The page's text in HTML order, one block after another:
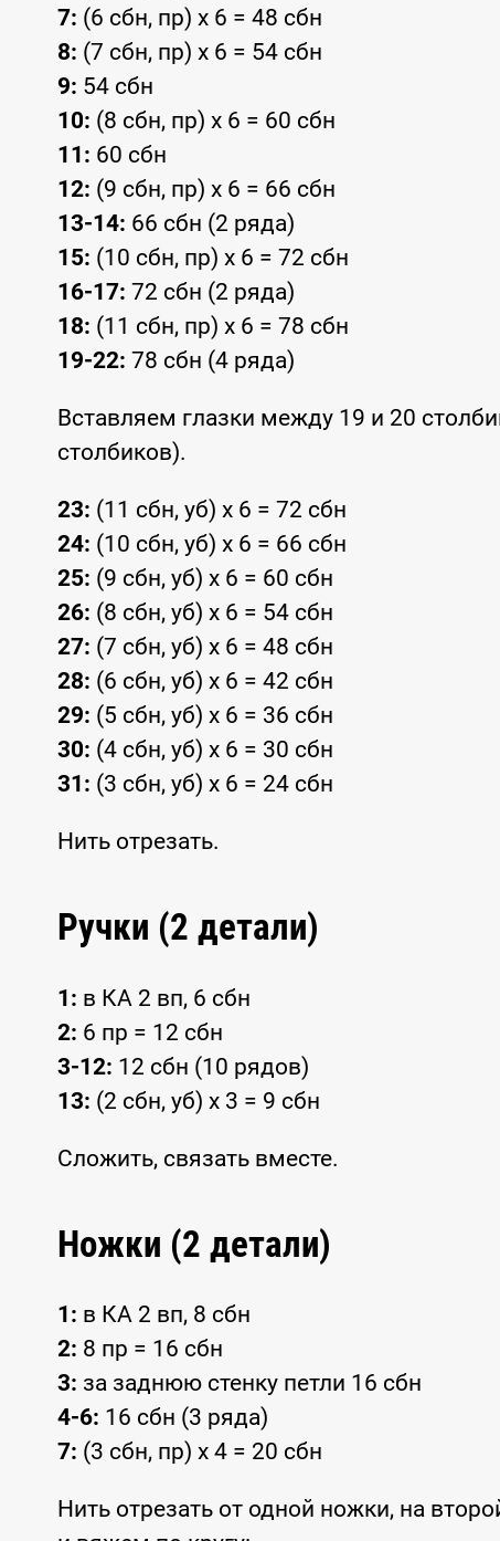
7: (6 сбн, пр) x 6 = 48 сбн
8: (7 сбн, пр) x 6 = 54 сбн
9: 54 сбн
10: (8 сбн, пр) x 6 = 60 сбн
11: 60 сбн
12: (9 сбн, пр) x 6 = 66 сбн
13-14: 66 сбн (2 ряда)
15: (10 сбн, пр) x 6 = 72 сбн
16-17: 72 сбн (2 ряда)
18: (11 сбн, пр) x 6 = 78 сбн
19-22: 78 сбн (4 ряда)
Вставляем глазки между 19 и 20
столбиков).
23: (11 сбн, уб) x 6 = 72 сбн
24: (10 сбн, уб) x 6 = 66 сбн
25: (9 сбн, уб) x 6 = 60 сбн
26: (8 сбн, уб) x 6 = 54 сбн
27: (7 сбн, уб) x 6 = 48 сбн
28: (6 сбн, уб) x 6 = 42 сбн
29: (5 сбн, уб) x 6 = 36 сбн
30: (4 сбн, уб) x 6 = 30 сбн
31: (3 сбн, уб) x 6 = 24 сбн
Нить отрезать.
Ручки (2 детали)
1: в КА 2 вп, 6 сбн
2: 6 пр = 12 сбн
3-12: 12 сбн (10 рядов)
13: (2 сбн, уб) x 3 = 9 сбн
Сложить, связать вместе.
Ножки (2 детали)
1: в КА 2 вп, 8 сбн
2: 8 пр = 16 сбн
3: за заднюю стенку петли 16 сбн
4-6: 16 сбн (3 ряда)
7: (3 сбн, пр) x 4 = 20 сбн
Нить отрезать от одной ножки, на